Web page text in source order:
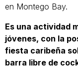
en Montego Bay.
Es una actividad
jóvenes, con la
fiesta caribeña
barra libre de